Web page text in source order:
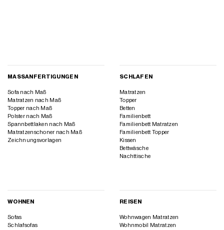
MASSANFERTIGUNGEN
Sofa nach Maß
Matratzen nach Maß
Topper nach Maß
Polster nach Maß
Spannbettlaken nach Maß
Matratzenschoner nach Maß
Zeichnungsvorlagen
SCHLAFEN
Matratzen
Topper
Betten
Familienbett
Familienbett Matratzen
Familienbett Topper
Kissen
Bettwäsche
Nachttische
WOHNEN
Sofas
Schlafsofas
REISEN
Wohnwagen Matratzen
Wohnmobil Matratzen